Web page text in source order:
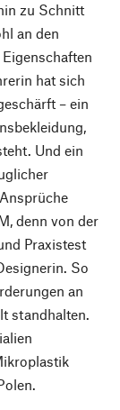
zu Schnitt
an den
hat sich
– ein
Und ein
denn von der
Praxistest
So
an
standhalten.